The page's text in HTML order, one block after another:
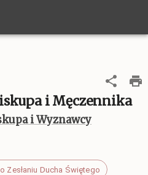
i Męczennika
i Wyznawcy
Zesłaniu Ducha Świętego